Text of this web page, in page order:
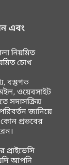
এবং
নিয়মিত
চোখ
বস্তুগত
ওয়েবসাইট
সদাসক্রিয়
জানিয়ে
কোন প্রভবের
আপনি